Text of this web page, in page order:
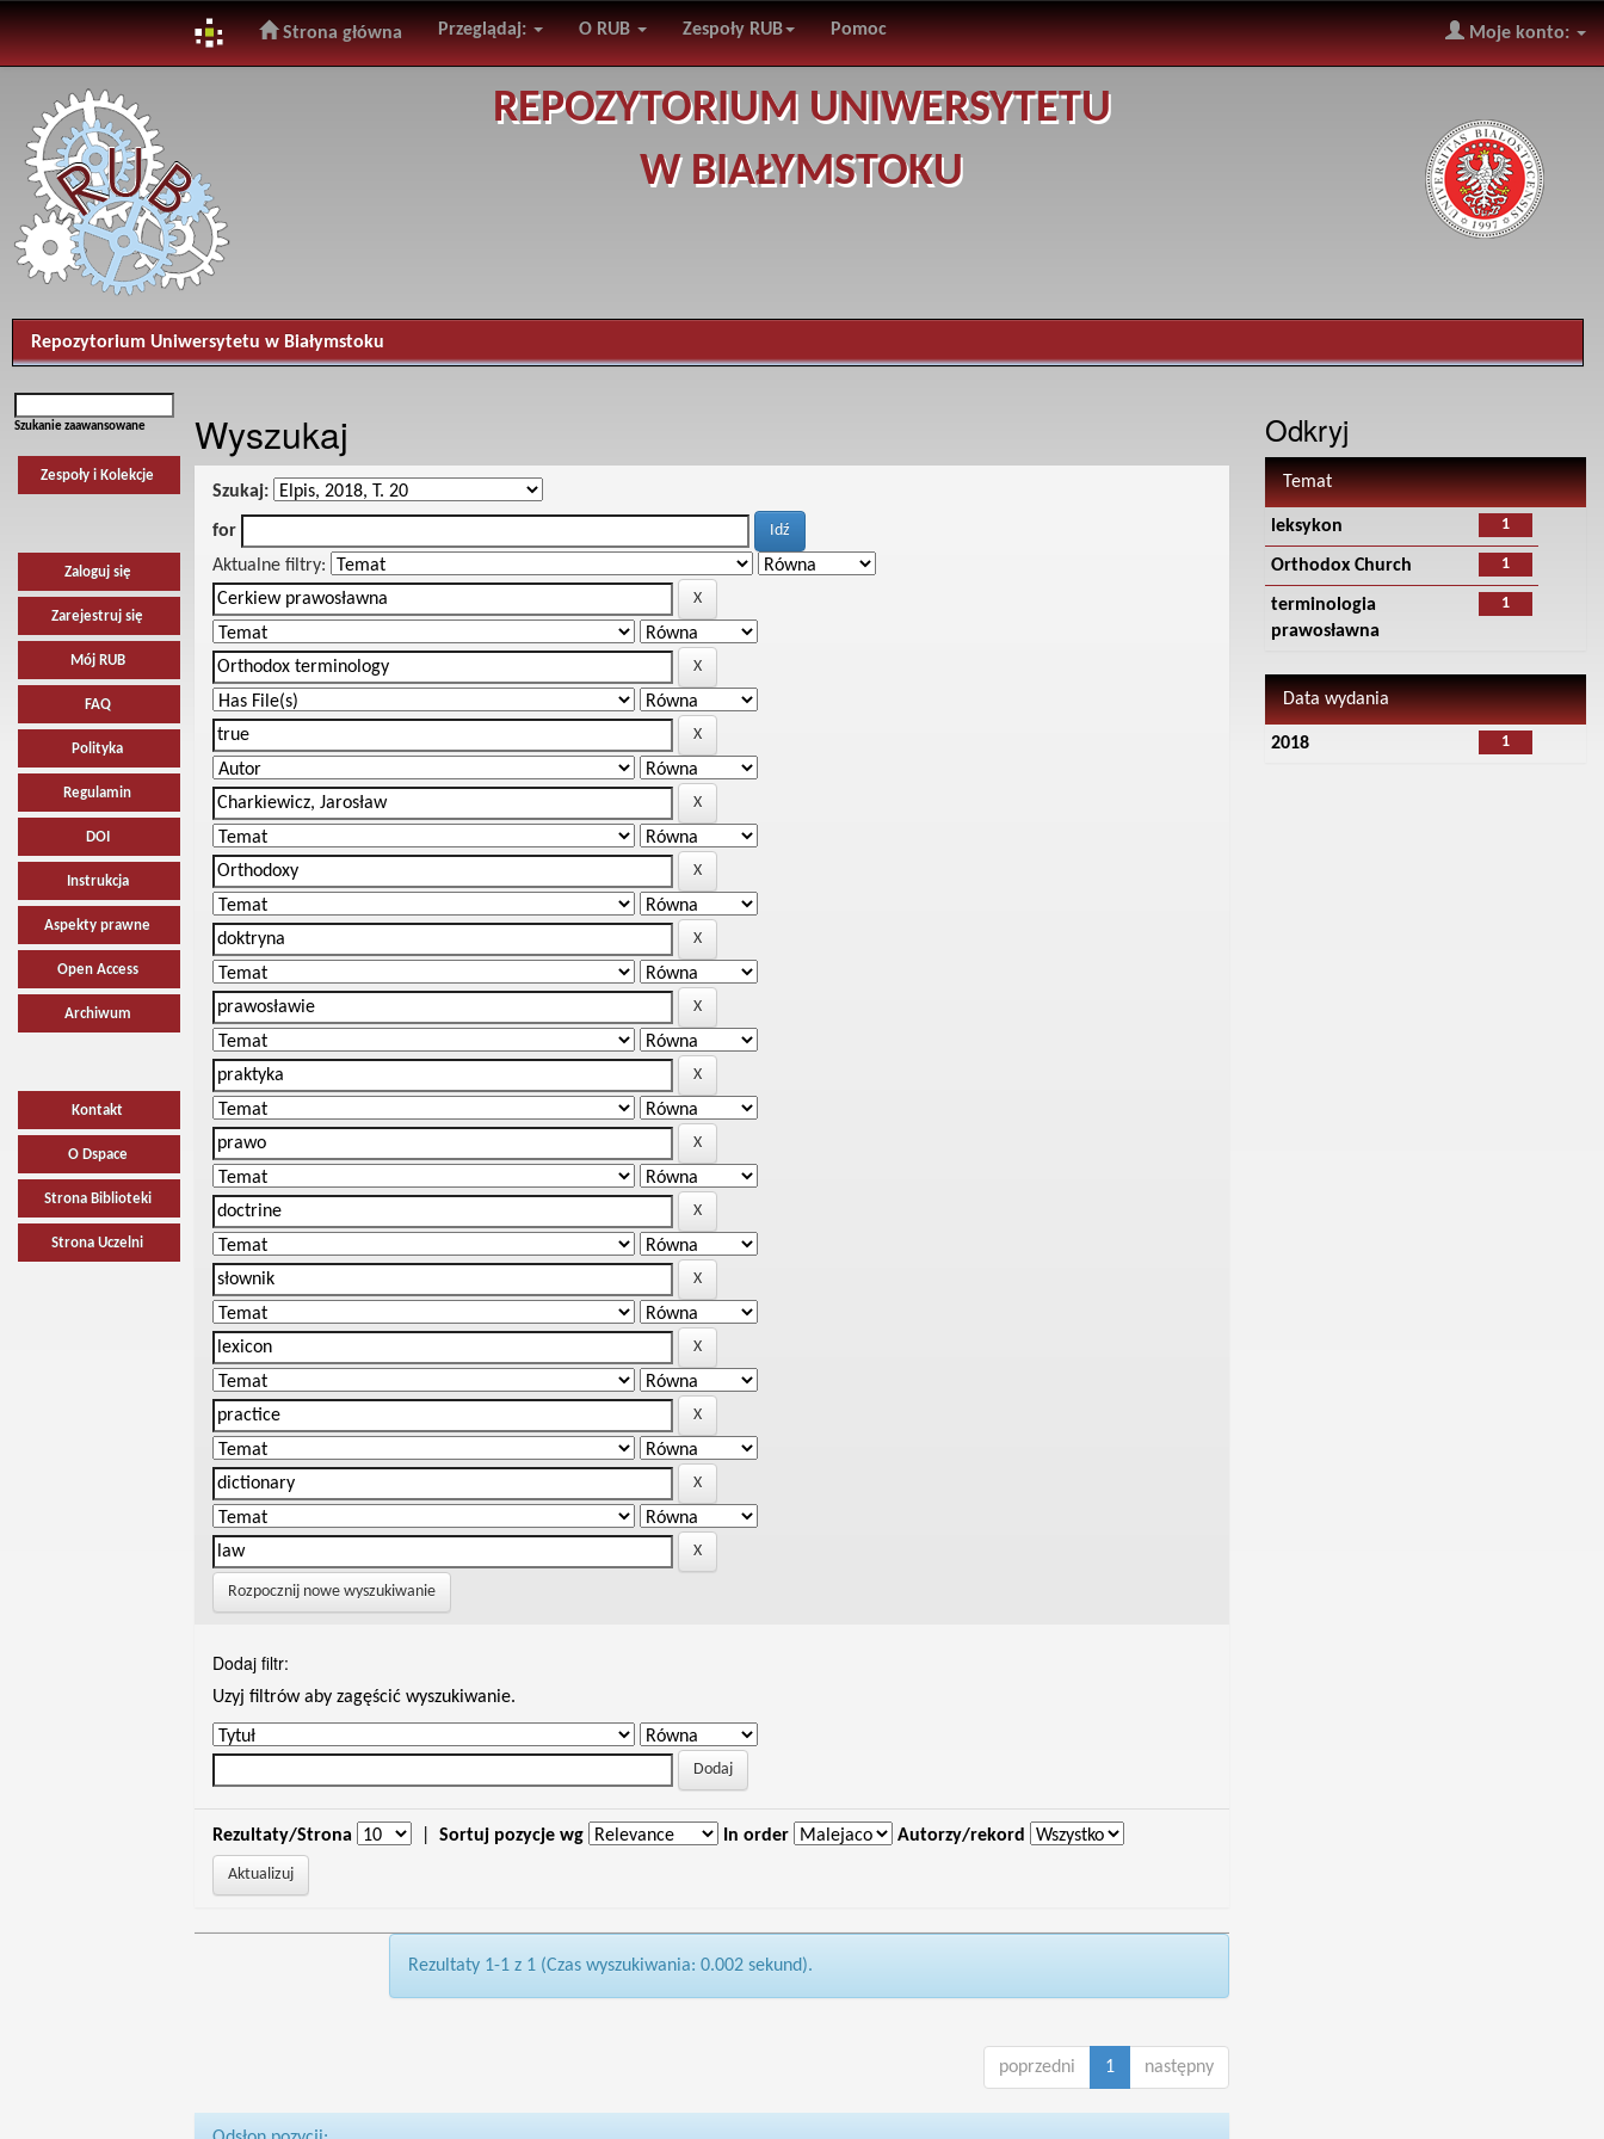
navigation
Strona główna Przeglądaj: O RUB Zespoły RUB Pomoc Moje konto:
REPOZYTORIUM UNIWERSYTETU
W BIAŁYMSTOKU
Repozytorium Uniwersytetu w Białymstoku
Szukanie zaawansowane
Zespoły i Kolekcje
Zaloguj się
Zarejestruj się
Mój RUB
FAQ
Polityka
Regulamin
DOI
Instrukcja
Aspekty prawne
Open Access
Archiwum
Kontakt
O Dspace
Strona Biblioteki
Strona Uczelni
Wyszukaj
Szukaj:
for
Aktualne filtry:
Rozpocznij nowe wyszukiwanie
Dodaj filtr:
Uzyj filtrów aby zagęścić wyszukiwanie.
Rezultaty/Strona Sortuj pozycje wg In order Autorzy/rekord
Rezultaty 1-1 z 1 (Czas wyszukiwania: 0.002 sekund).
poprzedni 1 następny
Odkryj
Temat
1
leksykon
1
Orthodox Church
1
terminologia
prawosławna
Data wydania
1
2018